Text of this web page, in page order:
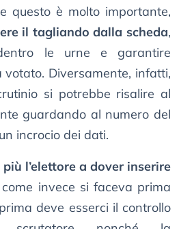
questo è molto importante,
il tagliando dalla scheda,
le urne e garantire
votato. Diversamente, infatti,
si potrebbe risalire al
guardando al numero del
incrocio dei dati.
l’elettore a dover inserire
invece si faceva prima
deve esserci il controllo